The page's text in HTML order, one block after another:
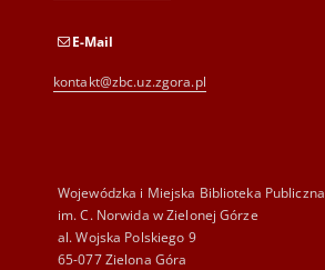
E-Mail
kontakt@zbc.uz.zgora.pl
Wojewódzka i Miejska Biblioteka Publiczna
im. C. Norwida w Zielonej Górze
al. Wojska Polskiego 9
65-077 Zielona Góra